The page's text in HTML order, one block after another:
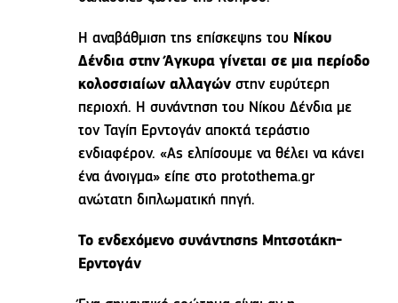
Η αναβάθμιση της επίσκεψης του Νίκου
Δένδια στην Άγκυρα γίνεται σε μια περίοδο
κολοσσιαίων αλλαγών στην ευρύτερη
περιοχή. Η συνάντηση του Νίκου Δένδια με
τον Ταγίπ Ερντογάν αποκτά τεράστιο
ενδιαφέρον. «Ας ελπίσουμε να θέλει να κάνει
ένα άνοιγμα» είπε στο protothema.gr
ανώτατη διπλωματική πηγή.
Το ενδεχόμενο συνάντησης Μητσοτάκη-
Ερντογάν